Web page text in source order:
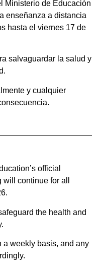
Ministerio de Educación
enseñanza a distancia
hasta el viernes 17 de
salvaguardar la salud y
y cualquier
official
continue for all
the health and
a weekly basis, and any